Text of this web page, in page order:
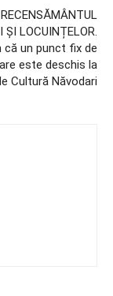
RECENSĂMÂNTUL
ȘI LOCUINȚELOR.
că un punct fix de
este deschis la
Cultură Năvodari